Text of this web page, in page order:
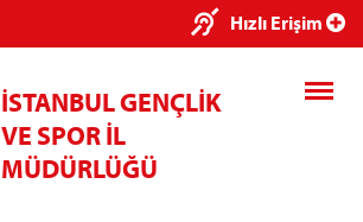
Hızlı Erişim
İSTANBUL GENÇLİK
VE SPOR İL
MÜDÜRLÜĞÜ
×